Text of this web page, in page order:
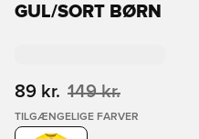
GUL/SORT BØRN
89 kr. 149 kr.
TILGÆNGELIGE FARVER